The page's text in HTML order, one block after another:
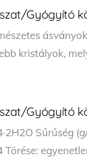
Gyógyító
kristályok,
Gyógyító
Sűrűség
Törése: